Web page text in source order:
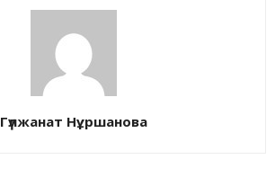
Гүлжанат Нұршанова